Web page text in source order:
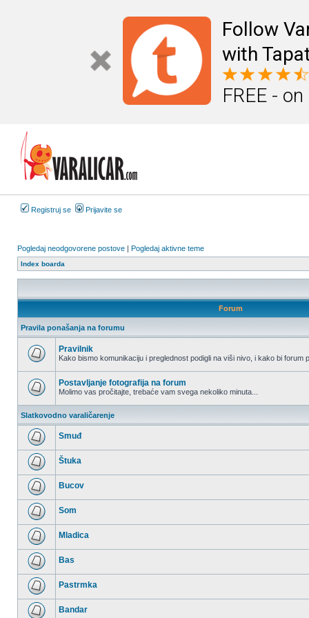
Follow
with
FREE -
Registruj se Prijavite se
Pogledaj neodgovorene postove | Pogledaj aktivne teme
Index boarda
Forum
Pravila ponašanja na forumu
nepročitanih
postova
Pravilnik
Kako bismo komunikaciju i preglednost podigli na viši nivo, i kako bi forum
nepročitanih
postova
Postavljanje fotografija na forum
Molimo vas pročitajte, trebaće vam svega nekoliko minuta...
Slatkovodno varaličarenje
Nema
nepročitanih
postova
Smuđ
Nema
nepročitanih
postova
Štuka
Nema
nepročitanih
postova
Bucov
Nema
nepročitanih
postova
Som
Nema
nepročitanih
postova
Mladica
Nema
nepročitanih
postova
Bas
Nema
nepročitanih
postova
Pastrmka
Bandar